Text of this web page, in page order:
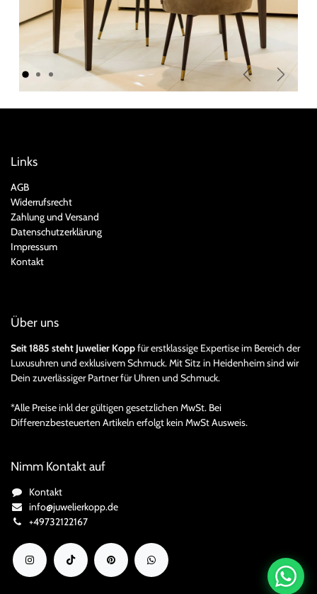
Zurück Weiter
Links
AGB
Widerrufsrecht
Zahlung und Versand
Datenschutzerklärung
Impressum
Kontakt
Über uns
Seit 1885 steht Juwelier Koppfür erstklassige Expertise im Bereich der
Luxusuhren und exklusivem Schmuck. Mit Sitz in Heidenheim sind wir
Dein zuverlässiger Partner für Uhren und Schmuck.
*Alle Preise inkl der gültigen gesetzlichen MwSt. Bei
Differenzbesteuerten Artikeln erfolgt kein MwSt Ausweis.
Nimm Kontakt auf
Kontakt
info@juwelierkopp.de
+49732122167